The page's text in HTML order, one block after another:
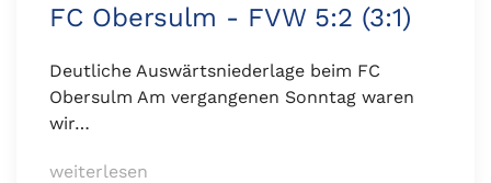
FC Obersulm - FVW 5:2 (3:1)
Deutliche Auswärtsniederlage beim FC
Obersulm Am vergangenen Sonntag waren
wir…
weiterlesen